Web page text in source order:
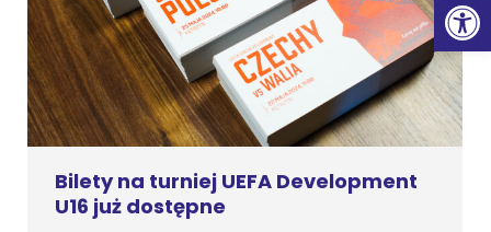
Bilety na turniej UEFA Development
U16 już dostępne